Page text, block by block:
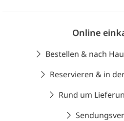
Online
Bestellen & nach
Reservieren & in
Rund um